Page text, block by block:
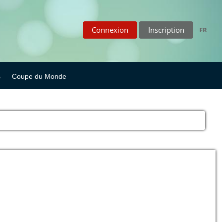
Connexion Inscription FR
Coupe du Monde